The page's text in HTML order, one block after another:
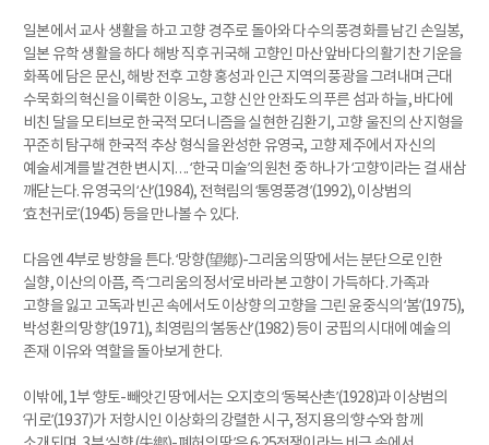
일본에서 교사 생활을 하고 고향 경주로 돌아와 다수의 풍경화를 남긴 손일봉,
일본 유학 생활을 하다 해방 직후 귀국해 고향인 마산 앞바다의 활기찬 기운을
화폭에 담은 문신, 해방 전후 고향 홍성과 인근 지역의 풍광을 그려내며 근대
수묵화의 혁신을 이룩한 이응노, 고향 신안 안좌도의 푸른 섬과 하늘, 바다에
비친 달을 모티브로 한국적 모더니즘을 실현한 김환기, 고향 울진의 산 지형을
꾸준히 탐구해 한국적 추상 형식을 완성한 유영국, 고향 제주에서 자신의
예술세계를 발견한 변시지…. ‘한국 미술’의 원천 중 하나가 ‘고향’이라는 걸 새삼
깨닫는다. 유영국의 ‘산’(1984), 전혁림의 ‘통영풍경’(1992), 이상범의
‘효천귀로’(1945) 등을 만나볼 수 있다.
다음엔 4부로 방향을 튼다. ‘망향(望鄕)-그리움의 땅’에서는 분단으로 인한
실향, 이산의 아픔, 즉 ‘그리움의 정서’로 바라본 고향이 가득하다. 가족과
고향을 잃고 고독과 빈곤 속에서도 이상향의 고향을 그린 윤중식의 ‘봄’(1975),
박성환의 ‘망향’(1971), 최영림의 ‘봄동산’(1982) 등이 궁핍의 시대에 예술의
존재 이유와 역할을 돌아보게 한다.
이밖에, 1부 ‘향토-빼앗긴 땅’에서는 오지호의 ‘동복산촌’(1928)과 이상범의
‘귀로’(1937)가 저항시인 이상화의 강렬한 시구, 정지용의 ‘향수’와 함께